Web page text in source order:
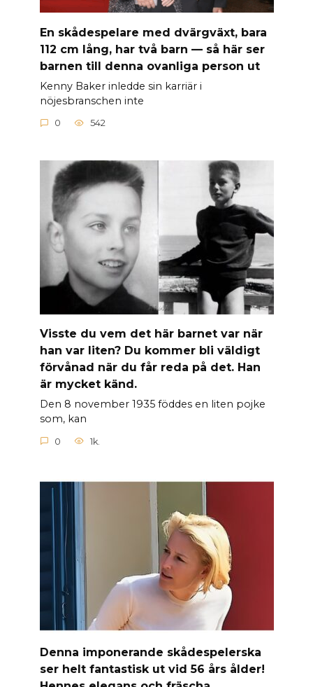
En skådespelare med dvärgväxt, bara
112 cm lång, har två barn — så här ser
barnen till denna ovanliga person ut
Kenny Baker inledde sin karriär i
nöjesbranschen inte
0 542
Visste du vem det här barnet var när
han var liten? Du kommer bli väldigt
förvånad när du får reda på det. Han
är mycket känd.
Den 8 november 1935 föddes en liten pojke
som, kan
0 1k.
Denna imponerande skådespelerska
ser helt fantastisk ut vid 56 års ålder!